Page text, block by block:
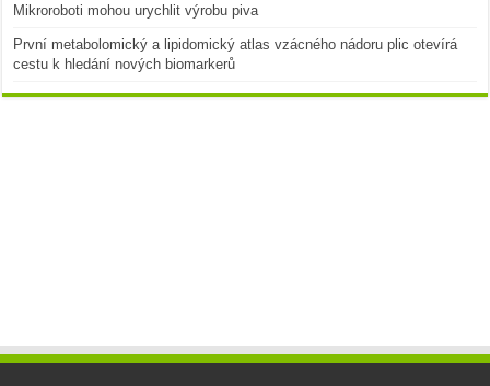
Mikroroboti mohou urychlit výrobu piva
První metabolomický a lipidomický atlas vzácného nádoru plic otevírá
cestu k hledání nových biomarkerů